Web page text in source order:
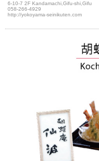
6-10-7 2F Kandamachi,Gifu-shi,Gifu
058-266-4929
http://yokoyama-seinikuten.com